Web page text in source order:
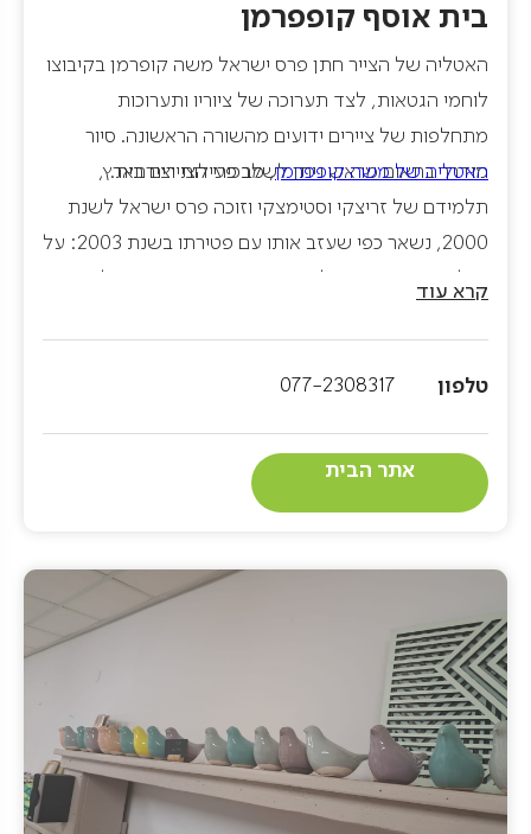
בית אוסף קופפרמן
האטליה של הצייר חתן פרס ישראל משה קופרמן בקיבוצו
לוחמי הגטאות, לצד תערוכה של ציוריו ותערוכות
מתחלפות של ציירים ידועים מהשורה הראשונה. סיור
מודרך בתאום מראש ניתן לשלב פעילות יצירתית.
האטליה של משה קופפרמן, מבכירי הציירים בארץ,
תלמידם של זריצקי וסטימצקי וזוכה פרס ישראל לשנת
2000, נשאר כפי שעזב אותו עם פטירתו בשנת 2003: על
חשמלי, אפודה נחה על כסא באופן שכולו "יצאתי לרגע –
'בזק' אפרפר ומעגל כסאות ושרפרפים שידעו את כל המי
ומי בתרבות הישראלית. חתיכת היסטוריה. במקום מוצגת
סיור מודרך בתאום מראש ניתן לשלב פעילות יצירתית.
קרא עוד
טלפון 077-2308317
אתר הבית